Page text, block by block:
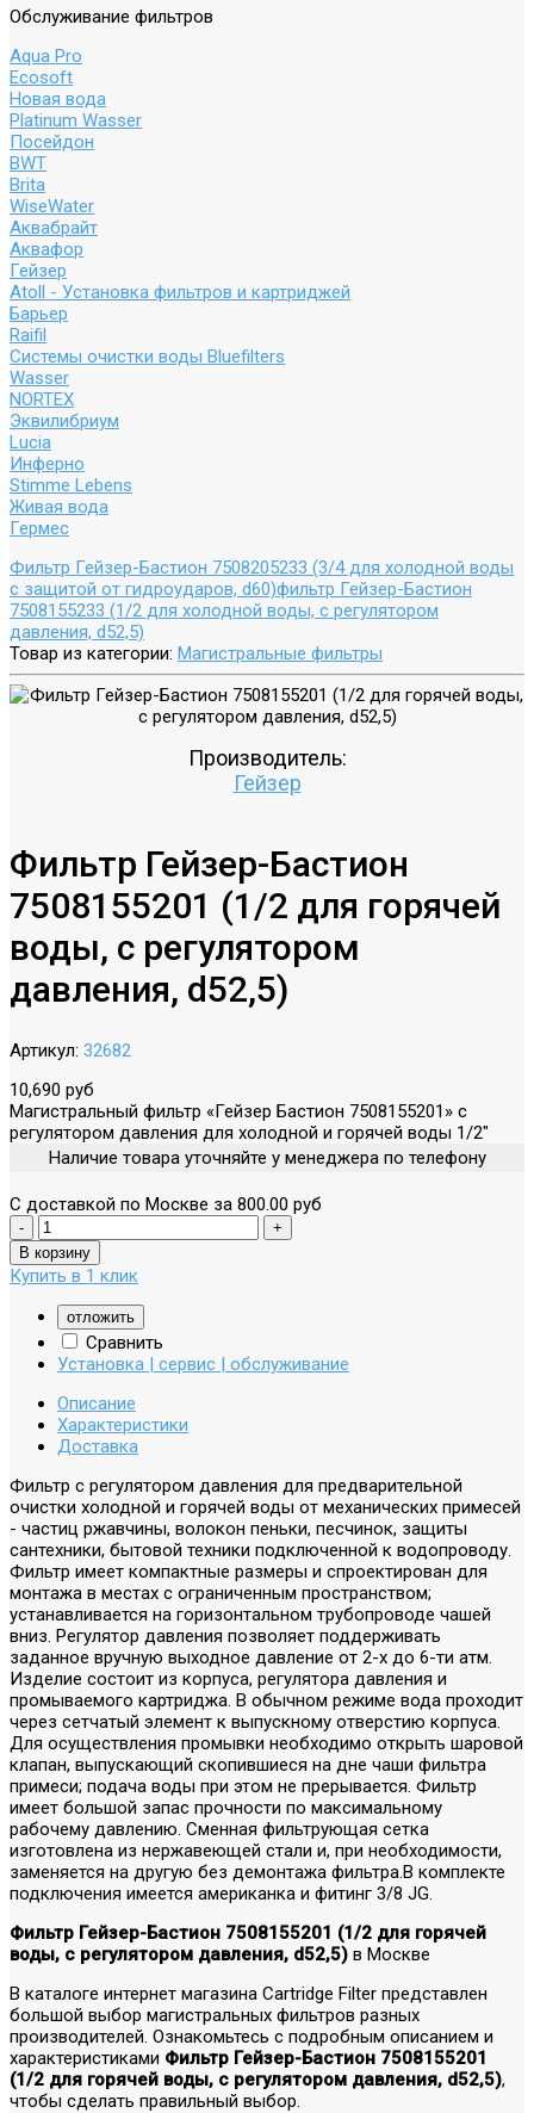
Обслуживание фильтров
Aqua Pro
Ecosoft
Новая вода
Platinum Wasser
Посейдон
BWT
Brita
WiseWater
Аквабрайт
Аквафор
Гейзер
Atoll - Установка фильтров и картриджей
Барьер
Raifil
Системы очистки воды Bluefilters
Wasser
NORTEX
Эквилибриум
Lucia
Инферно
Stimme Lebens
Живая вода
Гермес
Фильтр Гейзер-Бастион 7508205233 (3/4 для холодной воды
с защитой от гидроударов, d60)фильтр Гейзер-Бастион
7508155233 (1/2 для холодной воды, с регулятором
давления, d52,5)
Товар из категории: Магистральные фильтры
Производитель:
Гейзер
Фильтр Гейзер-Бастион
7508155201 (1/2 для горячей
воды, с регулятором
давления, d52,5)
Артикул: 32682
10,690 руб
Магистральный фильтр «Гейзер Бастион 7508155201» с
регулятором давления для холодной и горячей воды 1/2"
Наличие товара уточняйте у менеджера по телефону
С доставкой по Москве за 800.00 руб
Купить в 1 клик
отложить
Сравнить
Установка | сервис | обслуживание
Описание
Характеристики
Доставка
Фильтр с регулятором давления для предварительной
очистки холодной и горячей воды от механических примесей
- частиц ржавчины, волокон пеньки, песчинок, защиты
сантехники, бытовой техники подключенной к водопроводу.
Фильтр имеет компактные размеры и спроектирован для
монтажа в местах с ограниченным пространством;
устанавливается на горизонтальном трубопроводе чашей
вниз. Регулятор давления позволяет поддерживать
заданное вручную выходное давление от 2-х до 6-ти атм.
Изделие состоит из корпуса, регулятора давления и
промываемого картриджа. В обычном режиме вода проходит
через сетчатый элемент к выпускному отверстию корпуса.
Для осуществления промывки необходимо открыть шаровой
клапан, выпускающий скопившиеся на дне чаши фильтра
примеси; подача воды при этом не прерывается. Фильтр
имеет большой запас прочности по максимальному
рабочему давлению. Сменная фильтрующая сетка
изготовлена из нержавеющей стали и, при необходимости,
заменяется на другую без демонтажа фильтра.В комплекте
подключения имеется американка и фитинг 3/8 JG.
Фильтр Гейзер-Бастион 7508155201 (1/2 для горячей
воды, с регулятором давления, d52,5) в Москве
В каталоге интернет магазина Cartridge Filter представлен
большой выбор магистральных фильтров разных
производителей. Ознакомьтесь с подробным описанием и
характеристиками Фильтр Гейзер-Бастион 7508155201
(1/2 для горячей воды, с регулятором давления, d52,5),
чтобы сделать правильный выбор.